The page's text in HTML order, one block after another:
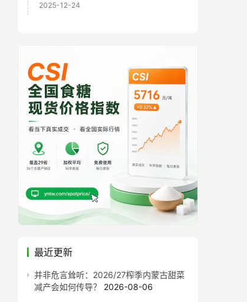
2025-12-24
最近更新
并非危言耸听：2026/27榨季内蒙古甜菜
减产会如何传导？
2026-08-06